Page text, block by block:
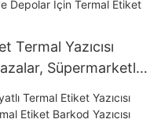
Yazıcısı
Süpermarketler
Yazıcısı